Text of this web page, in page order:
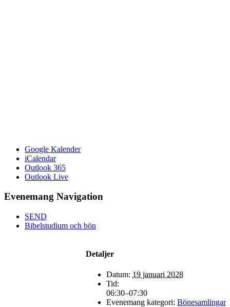
Google Kalender
iCalendar
Outlook 365
Outlook Live
Evenemang Navigation
SEND
Bibelstudium och bön
Detaljer
Datum: 19 januari 2028
Tid:
06:30–07:30
Evenemang kategori: Bönesamlingar